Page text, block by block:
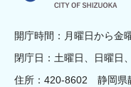
開庁時間：月曜日から金
閉庁日：土曜日、日曜日
住所：420-8602 静岡県